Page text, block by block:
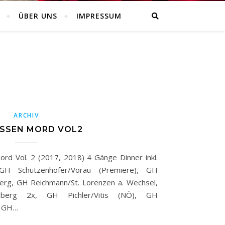
ÜBER UNS IMPRESSUM
ARCHIV
MORD VOL2
Vol. 2 (2017, 2018) 4 Gänge Dinner inkl.
Schützenhöfer/Vorau (Premiere), GH
GH Reichmann/St. Lorenzen a. Wechsel,
2x, GH Pichler/Vitis (NÖ), GH